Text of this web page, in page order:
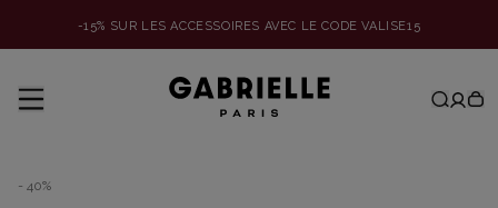
-15% SUR LES ACCESSOIRES AVEC LE CODE VALISE15
- 40%